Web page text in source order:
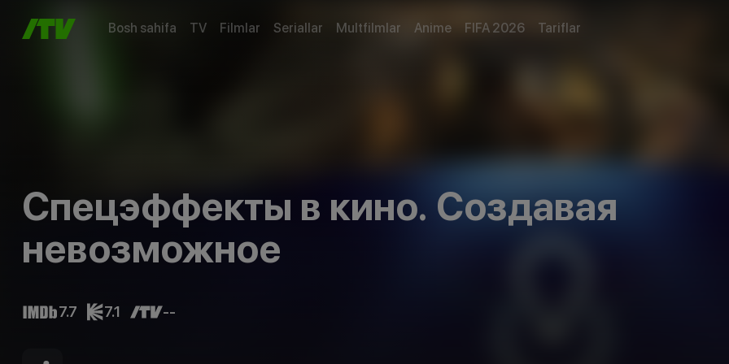
Bosh sahifa TV Filmlar Seriallar Multfilmlar Anime FIFA 2026 Tariflar
Спецэффекты в кино. Создавая
невозможное
7.7 7.1 --